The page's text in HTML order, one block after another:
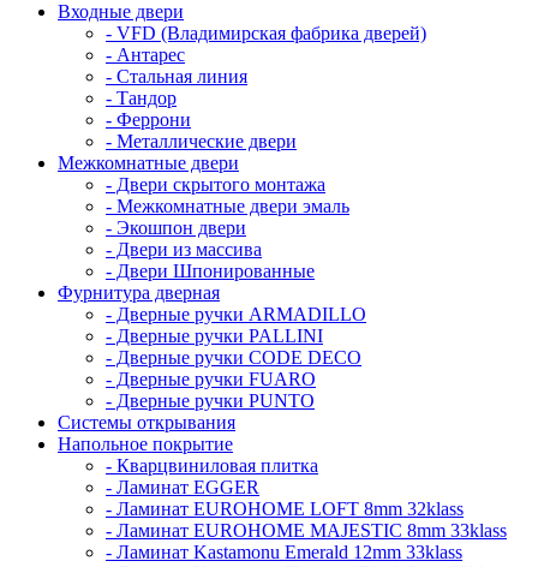
Входные двери
- VFD (Владимирская фабрика дверей)
- Антарес
- Стальная линия
- Тандор
- Феррони
- Металлические двери
Межкомнатные двери
- Двери скрытого монтажа
- Межкомнатные двери эмаль
- Экошпон двери
- Двери из массива
- Двери Шпонированные
Фурнитура дверная
- Дверные ручки ARMADILLO
- Дверные ручки PALLINI
- Дверные ручки CODE DECO
- Дверные ручки FUARO
- Дверные ручки PUNTO
Системы открывания
Напольное покрытие
- Кварцвиниловая плитка
- Ламинат EGGER
- Ламинат EUROHOME LOFT 8mm 32klass
- Ламинат EUROHOME MAJESTIC 8mm 33klass
- Ламинат Kastamonu Emerald 12mm 33klass